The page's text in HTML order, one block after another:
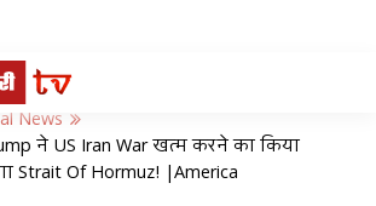
News
ने US Iran War खत्म करने का किया
Strait Of Hormuz! |America